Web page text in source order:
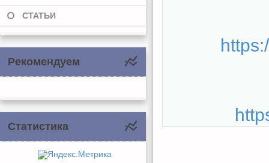
СТАТЬИ
Рекомендуем
Статистика